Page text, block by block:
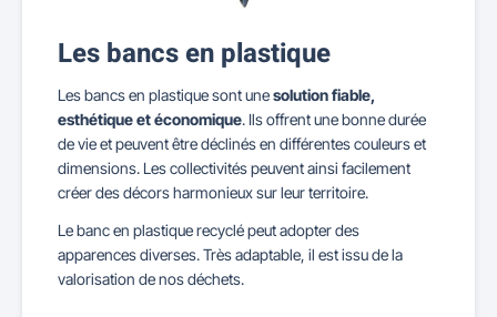
Les bancs en plastique
Les bancs en plastique sont unesolution fiable,
esthétique et économique. Ils offrent une bonne durée
de vie et peuvent être déclinés en différentes couleurs et
dimensions. Les collectivités peuvent ainsi facilement
créer des décors harmonieux sur leur territoire.
Le banc en plastique recyclé peut adopter des
apparences diverses. Très adaptable, il est issu de la
valorisation de nos déchets.